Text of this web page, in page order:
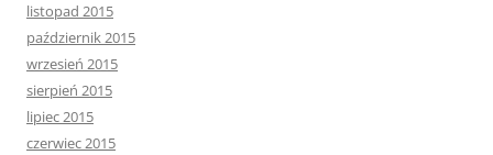
listopad 2015
październik 2015
wrzesień 2015
sierpień 2015
lipiec 2015
czerwiec 2015